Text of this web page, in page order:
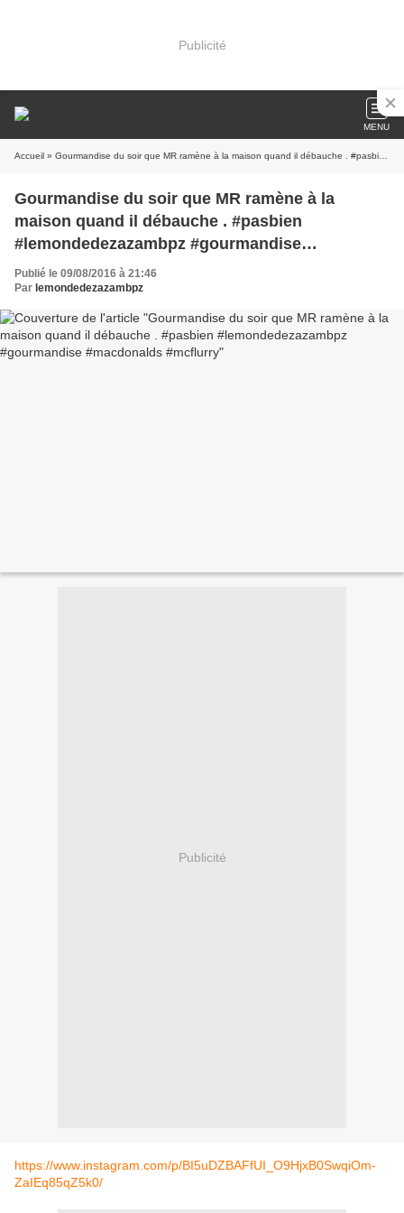
Publicité
MENU
Accueil » Gourmandise du soir que MR ramène à la maison quand il débauche . #pasbien #lemondedezazambpz #gourmandise #macdonalds #mcflurry
Gourmandise du soir que MR ramène à la
maison quand il débauche . #pasbien
#lemondedezazambpz #gourmandise
#macdonalds #mcflurry
Publié le 09/08/2016 à 21:46
Par lemondedezazambpz
Publicité
https://www.instagram.com/p/BI5uDZBAFfUI_O9HjxB0SwqiOm-
ZaIEq85qZ5k0/